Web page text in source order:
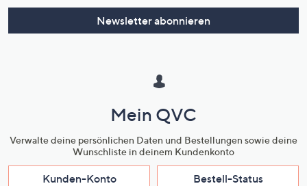
Newsletter abonnieren
Mein QVC
Verwalte deine persönlichen Daten und Bestellungen sowie deine
Wunschliste in deinem Kundenkonto
Kunden-Konto Bestell-Status